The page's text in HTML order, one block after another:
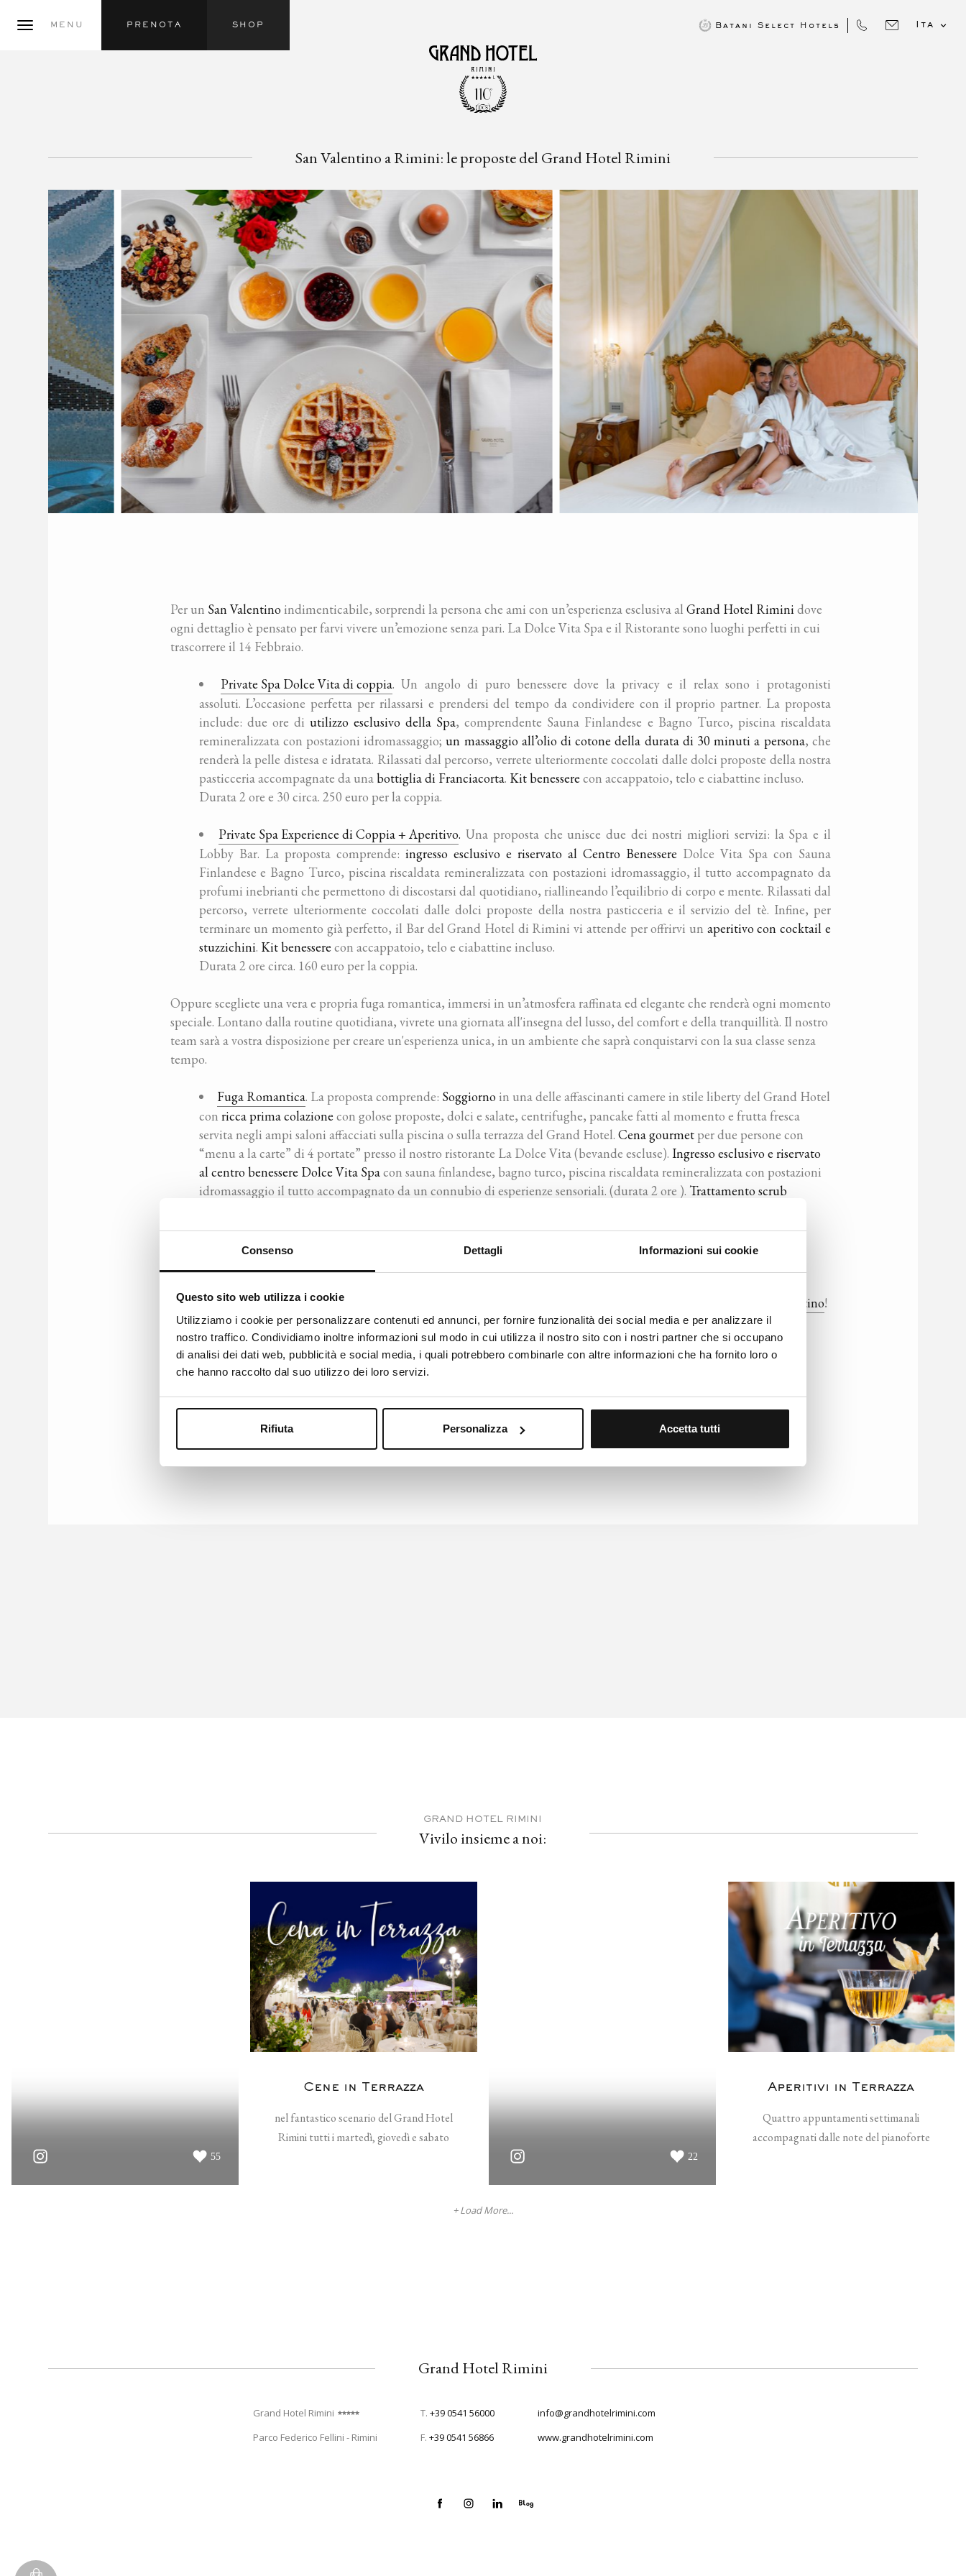
Consenso Dettagli Informazioni sui cookie
Questo sito web utilizza i cookie
Utilizziamo i cookie per personalizzare contenuti ed annunci, per fornire funzionalità dei social media e per analizzare il
nostro traffico. Condividiamo inoltre informazioni sul modo in cui utilizza il nostro sito con i nostri partner che si occupano
di analisi dei dati web, pubblicità e social media, i quali potrebbero combinarle con altre informazioni che ha fornito loro o
che hanno raccolto dal suo utilizzo dei loro servizi.
Rifiuta Personalizza Accetta tutti
MENU PRENOTA SHOP Batani Select Hotels Ita 
San Valentino a Rimini: le proposte del Grand Hotel Rimini
Per un San Valentino indimenticabile, sorprendi la persona che ami con un’esperienza esclusiva al Grand Hotel Riminidove
ogni dettaglio è pensato per farvi vivere un’emozione senza pari. La Dolce Vita Spa e il Ristorante sono luoghi perfetti in cui
trascorrere il 14 Febbraio.
Private Spa Dolce Vita di coppia. Un angolo di puro benessere dove la privacy e il relax sono i protagonisti
assoluti. L’occasione perfetta per rilassarsi e prendersi del tempo da condividere con il proprio partner. La proposta
include: due ore di utilizzo esclusivo della Spa, comprendente Sauna Finlandese e Bagno Turco, piscina riscaldata
remineralizzata con postazioni idromassaggio;un massaggio all’olio di cotone della durata di 30 minuti a persona, che
renderà la pelle distesa e idratata. Rilassati dal percorso, verrete ulteriormente coccolati dalle dolci proposte della nostra
pasticceria accompagnate da unabottiglia di Franciacorta. Kit benessere con accappatoio, telo e ciabattine incluso.
Durata 2 ore e 30 circa. 250 euro per la coppia.
Private Spa Experience di Coppia + Aperitivo.Una proposta che unisce due dei nostri migliori servizi: la Spa e il
Lobby Bar. La proposta comprende: ingresso esclusivo e riservato al Centro Benessere Dolce Vita Spa con Sauna
Finlandese e Bagno Turco, piscina riscaldata remineralizzata con postazioni idromassaggio, il tutto accompagnato da
profumi inebrianti che permettono di discostarsi dal quotidiano, riallineando l’equilibrio di corpo e mente. Rilassati dal
percorso, verrete ulteriormente coccolati dalle dolci proposte della nostra pasticceria e il servizio del tè. Infine, per
terminare un momento già perfetto, il Bar del Grand Hotel di Rimini vi attende per offrirvi un aperitivo con cocktail e
stuzzichini. Kit benessere con accappatoio, telo e ciabattine incluso.
Durata 2 ore circa. 160 euro per la coppia.
Oppure scegliete una vera e propria fuga romantica, immersi in un’atmosfera raffinata ed elegante che renderà ogni momento
speciale. Lontano dalla routine quotidiana, vivrete una giornata all'insegna del lusso, del comfort e della tranquillità. Il nostro
team sarà a vostra disposizione per creare un'esperienza unica, in un ambiente che saprà conquistarvi con la sua classe senza
tempo.
Fuga Romantica. La proposta comprende: Soggiorno in una delle affascinanti camere in stile liberty del Grand Hotel
con ricca prima colazione con golose proposte, dolci e salate, centrifughe, pancake fatti al momento e frutta fresca
servita negli ampi saloni affacciati sulla piscina o sulla terrazza del Grand Hotel. Cena gourmetper due persone con
“menu a la carte” di 4 portate” presso il nostro ristorante La Dolce Vita (bevande escluse). Ingresso esclusivo e riservato
al centro benessere Dolce Vita Spacon sauna finlandese, bagno turco, piscina riscaldata remineralizzata con postazioni
idromassaggio il tutto accompagnato da un connubio di esperienze sensoriali. (durata 2 ore ). Trattamento scrub
accappatoio, telo e ciabattine.
400 euro per la coppia.
Dolce Vita, andrà in scena unacena speciale Cena di San Valentino!
Tutte le proposte sono acquistabili sullo shop online cliccando il bottone qui sotto.
Per informazioni e prenotazioni: 0541/56000
ACQUISTA UNA DELLE NOSTRE PROPOSTE
GRAND HOTEL RIMINI
Vivilo insieme a noi:
55
Cene in Terrazza
nel fantastico scenario del Grand Hotel
Rimini tutti i martedì, giovedì e sabato
22
Aperitivi in Terrazza
Quattro appuntamenti settimanali
accompagnati dalle note del pianoforte
+ Load More...
Grand Hotel Rimini
Grand Hotel Rimini
Parco Federico Fellini - Rimini
T. +39 0541 56000
F. +39 0541 56866
info@grandhotelrimini.com
www.grandhotelrimini.com